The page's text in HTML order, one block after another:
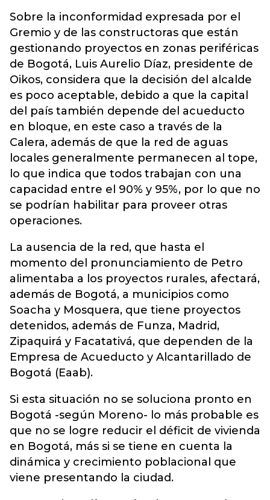
Sobre la inconformidad expresada por el
Gremio y de las constructoras que están
gestionando proyectos en zonas periféricas
de Bogotá, Luis Aurelio Díaz, presidente de
Oikos, considera que la decisión del alcalde
es poco aceptable, debido a que la capital
del país también depende del acueducto
en bloque, en este caso a través de la
Calera, además de que la red de aguas
locales generalmente permanecen al tope,
lo que indica que todos trabajan con una
capacidad entre el 90% y 95%, por lo que no
se podrían habilitar para proveer otras
operaciones.
La ausencia de la red, que hasta el
momento del pronunciamiento de Petro
alimentaba a los proyectos rurales, afectará,
además de Bogotá, a municipios como
Soacha y Mosquera, que tiene proyectos
detenidos, además de Funza, Madrid,
Zipaquirá y Facatativá, que dependen de la
Empresa de Acueducto y Alcantarillado de
Bogotá (Eaab).
Si esta situación no se soluciona pronto en
Bogotá -según Moreno- lo más probable es
que no se logre reducir el déficit de vivienda
en Bogotá, más si se tiene en cuenta la
dinámica y crecimiento poblacional que
viene presentando la ciudad.